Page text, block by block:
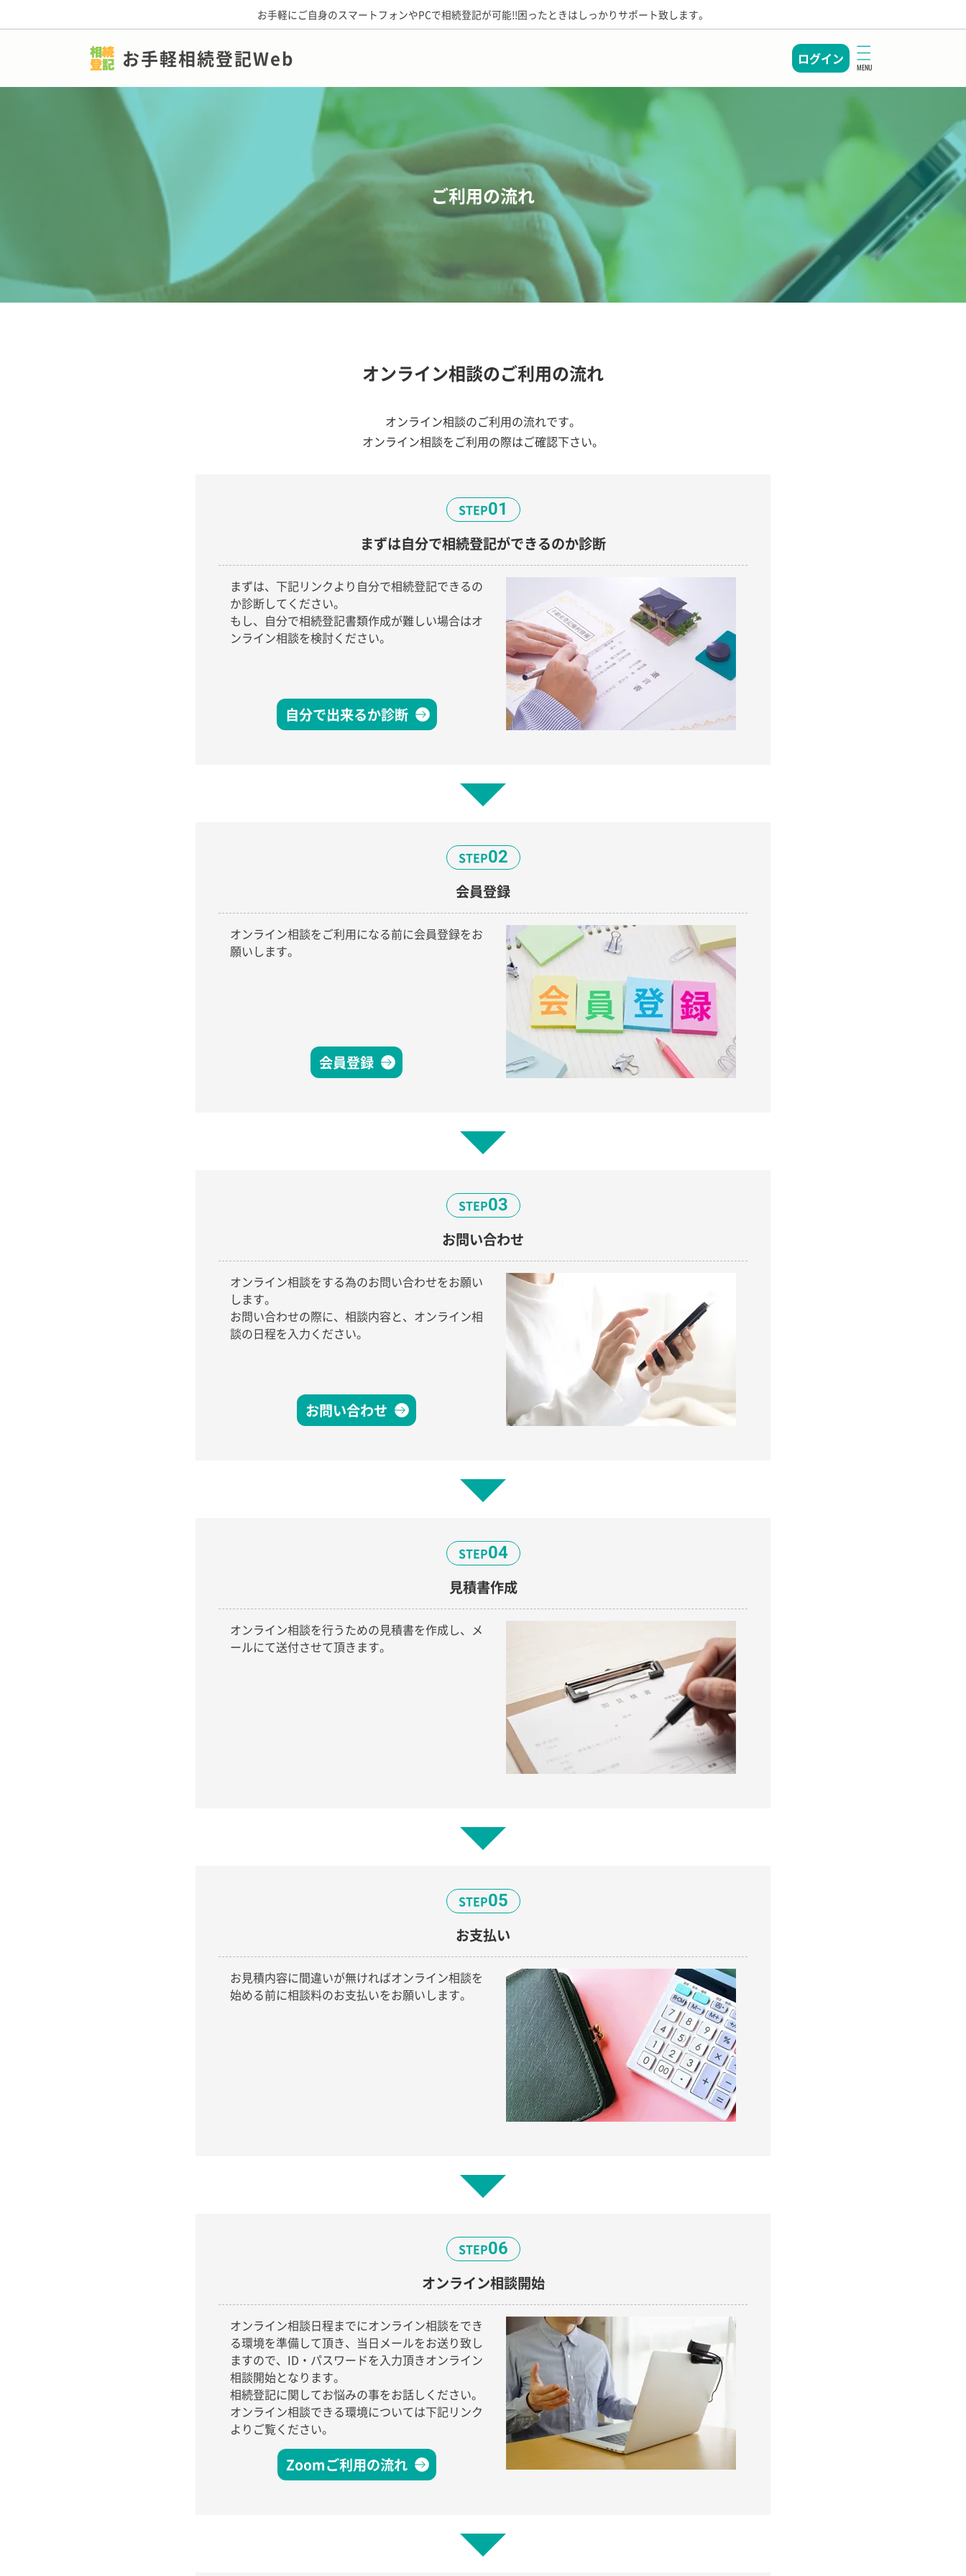
お手軽にご自身のスマートフォンやPCで相続登記が可能!!困ったときはしっかりサポート致します。
ログイン
ご利用の流れ
オンライン相談のご利用の流れ
オンライン相談のご利用の流れです。
オンライン相談をご利用の際はご確認下さい。
STEP01
まずは自分で相続登記ができるのか診断
まずは、下記リンクより自分で相続登記できるの
か診断してください。
もし、自分で相続登記書類作成が難しい場合はオ
ンライン相談を検討ください。
自分で出来るか診断
STEP02
会員登録
オンライン相談をご利用になる前に会員登録をお
願いします。
会員登録
STEP03
お問い合わせ
オンライン相談をする為のお問い合わせをお願い
します。
お問い合わせの際に、相談内容と、オンライン相
談の日程を入力ください。
お問い合わせ
STEP04
見積書作成
オンライン相談を行うための見積書を作成し、メ
ールにて送付させて頂きます。
STEP05
お支払い
お見積内容に間違いが無ければオンライン相談を
始める前に相談料のお支払いをお願いします。
STEP06
オンライン相談開始
オンライン相談日程までにオンライン相談をでき
る環境を準備して頂き、当日メールをお送り致し
ますので、ID・パスワードを入力頂きオンライン
相談開始となります。
相続登記に関してお悩みの事をお話しください。
オンライン相談できる環境については下記リンク
よりご覧ください。
Zoomご利用の流れ